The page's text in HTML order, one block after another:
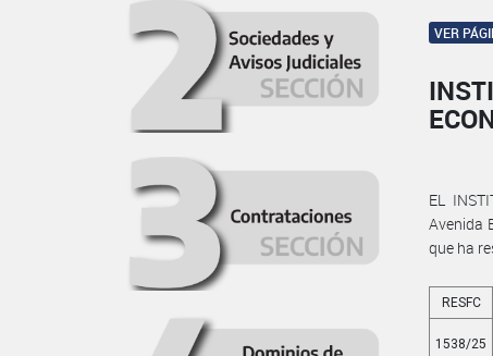
VER
EL
Avenida
que ha
RESFC
1538/25